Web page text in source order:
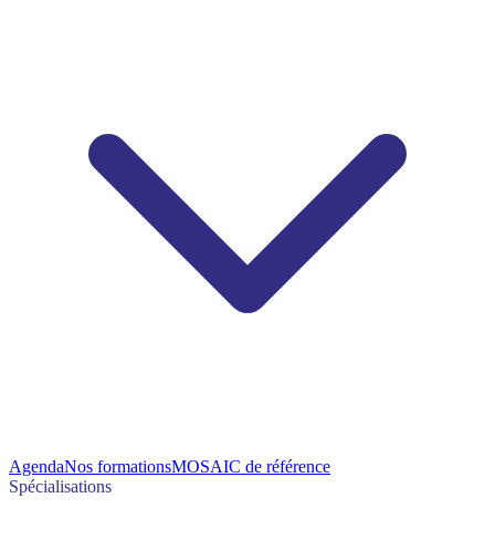
AgendaNos formationsMOSAIC de référence
Spécialisations